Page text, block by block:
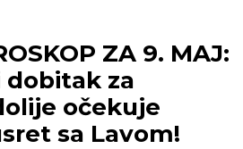
ZA 9. MAJ:
dobitak za
očekuje
sa Lavom!